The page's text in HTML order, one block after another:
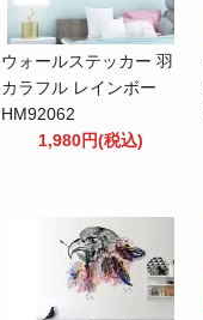
ウォールステッカー 羽
カラフル レインボー
HM92062
1,980円(税込)